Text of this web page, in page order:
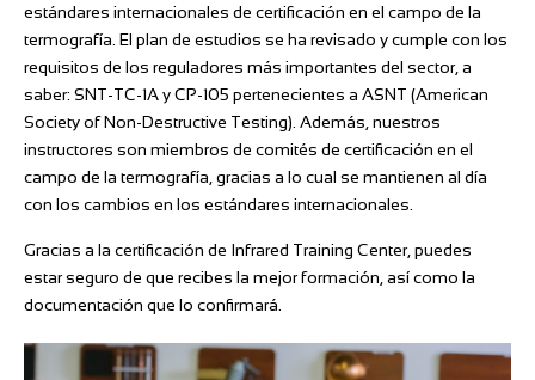
estándares internacionales de certificación en el campo de la
termografía. El plan de estudios se ha revisado y cumple con los
requisitos de los reguladores más importantes del sector, a
saber: SNT-TC-1A y CP-105 pertenecientes a ASNT (American
Society of Non-Destructive Testing). Además, nuestros
instructores son miembros de comités de certificación en el
campo de la termografía, gracias a lo cual se mantienen al día
con los cambios en los estándares internacionales.
Gracias a la certificación de Infrared Training Center, puedes
estar seguro de que recibes la mejor formación, así como la
documentación que lo confirmará.